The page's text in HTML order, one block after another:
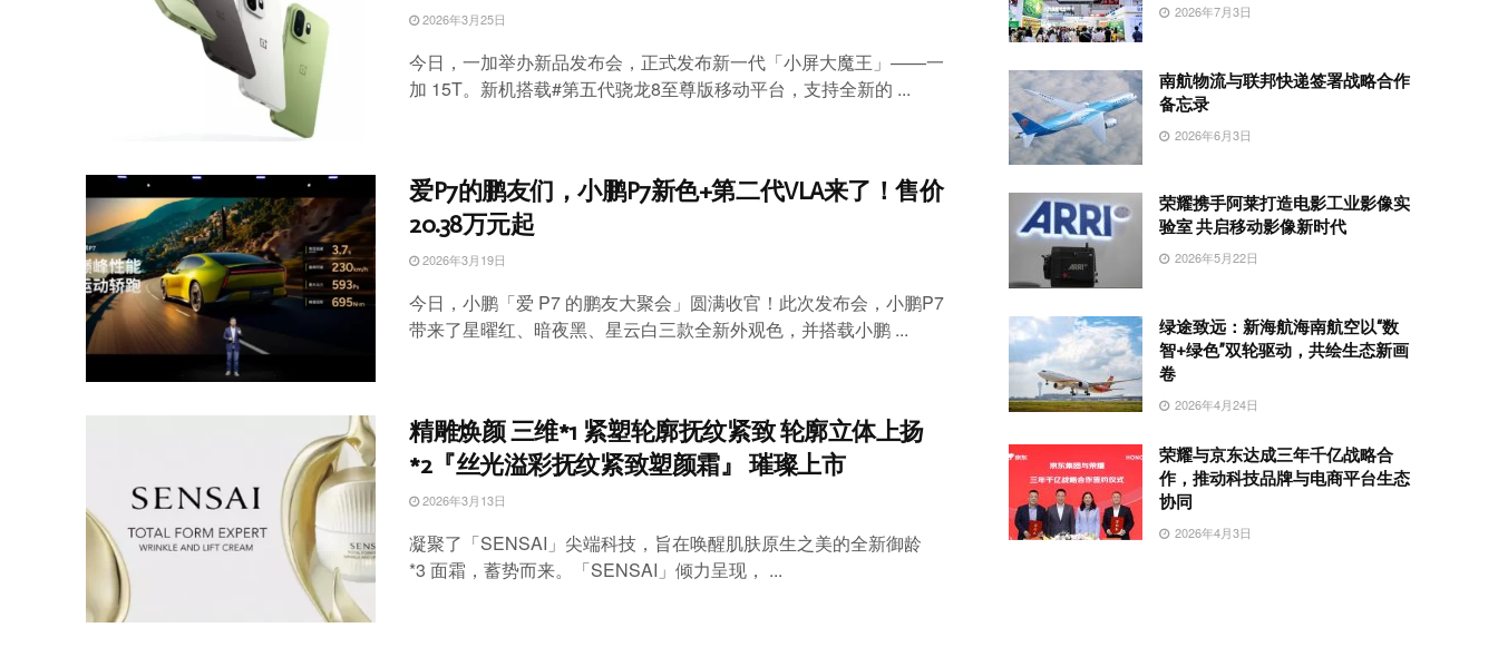
2026年3月25日
今日，一加举办新品发布会，正式发布新一代「小屏大魔王」——一
加 15T。新机搭载#第五代骁龙8至尊版移动平台，支持全新的 ...
爱P7的鹏友们，小鹏P7新色+第二代VLA来了！售价
20.38万元起
2026年3月19日
今日，小鹏「爱 P7 的鹏友大聚会」圆满收官！此次发布会，小鹏P7
带来了星曜红、暗夜黑、星云白三款全新外观色，并搭载小鹏 ...
精雕焕颜 三维*1 紧塑轮廓抚纹紧致 轮廓立体上扬
*2『丝光溢彩抚纹紧致塑颜霜』 璀璨上市
2026年3月13日
凝聚了「SENSAI」尖端科技，旨在唤醒肌肤原生之美的全新御龄
*3 面霜，蓄势而来。「SENSAI」倾力呈现， ...
2026年7月3日
南航物流与联邦快递签署战略合作
备忘录
2026年6月3日
荣耀携手阿莱打造电影工业影像实
验室 共启移动影像新时代
2026年5月22日
绿途致远：新海航海南航空以“数
智+绿色”双轮驱动，共绘生态新画
卷
2026年4月24日
荣耀与京东达成三年千亿战略合
作，推动科技品牌与电商平台生态
协同
2026年4月3日